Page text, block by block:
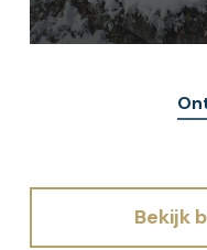
Bekijk